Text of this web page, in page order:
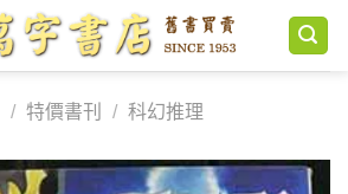
/ 特價書刊 / 科幻推理